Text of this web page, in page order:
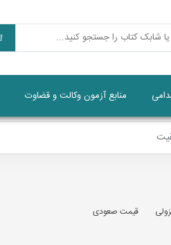
منابع آزمون وکالت و قضاوت
قيمت صعودی